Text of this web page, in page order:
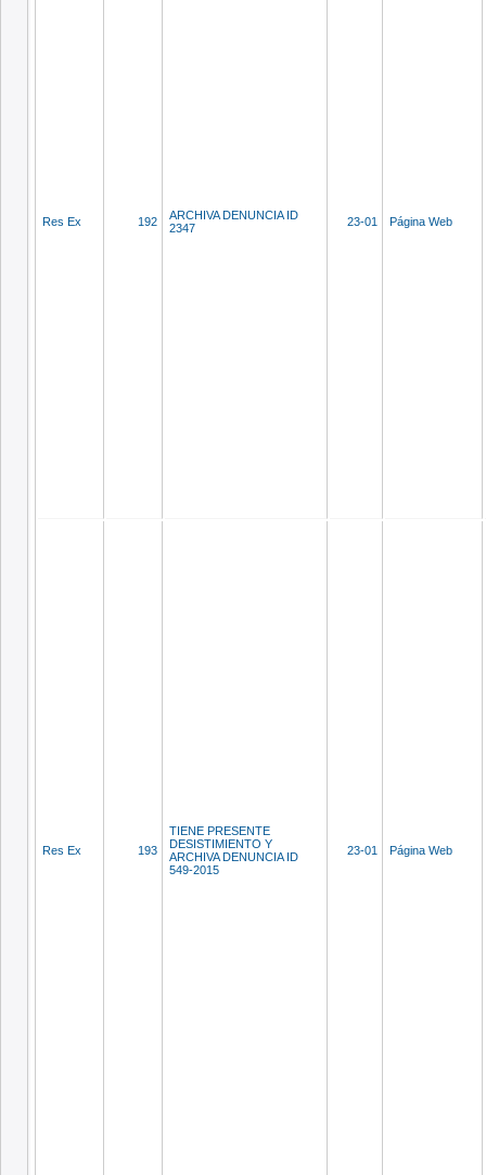
Res Ex 192
ARCHIVA DENUNCIA ID
2347
23-01 Página Web
Res Ex 193
TIENE PRESENTE
DESISTIMIENTO Y
ARCHIVA DENUNCIA ID
549-2015
23-01 Página Web